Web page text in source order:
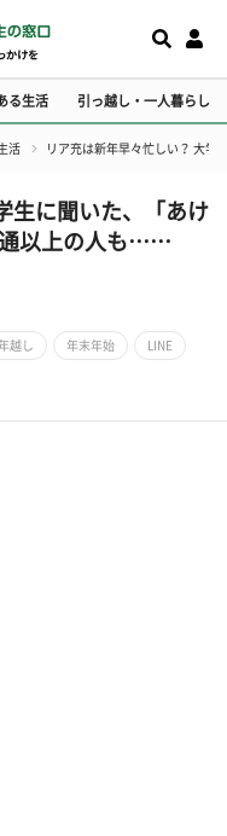
る生活 引っ越し・一人暮らし
活 リア充は新年早々忙しい？ 大
生に聞いた、「あけ
通以上の人も……
越し 年末年始 LINE